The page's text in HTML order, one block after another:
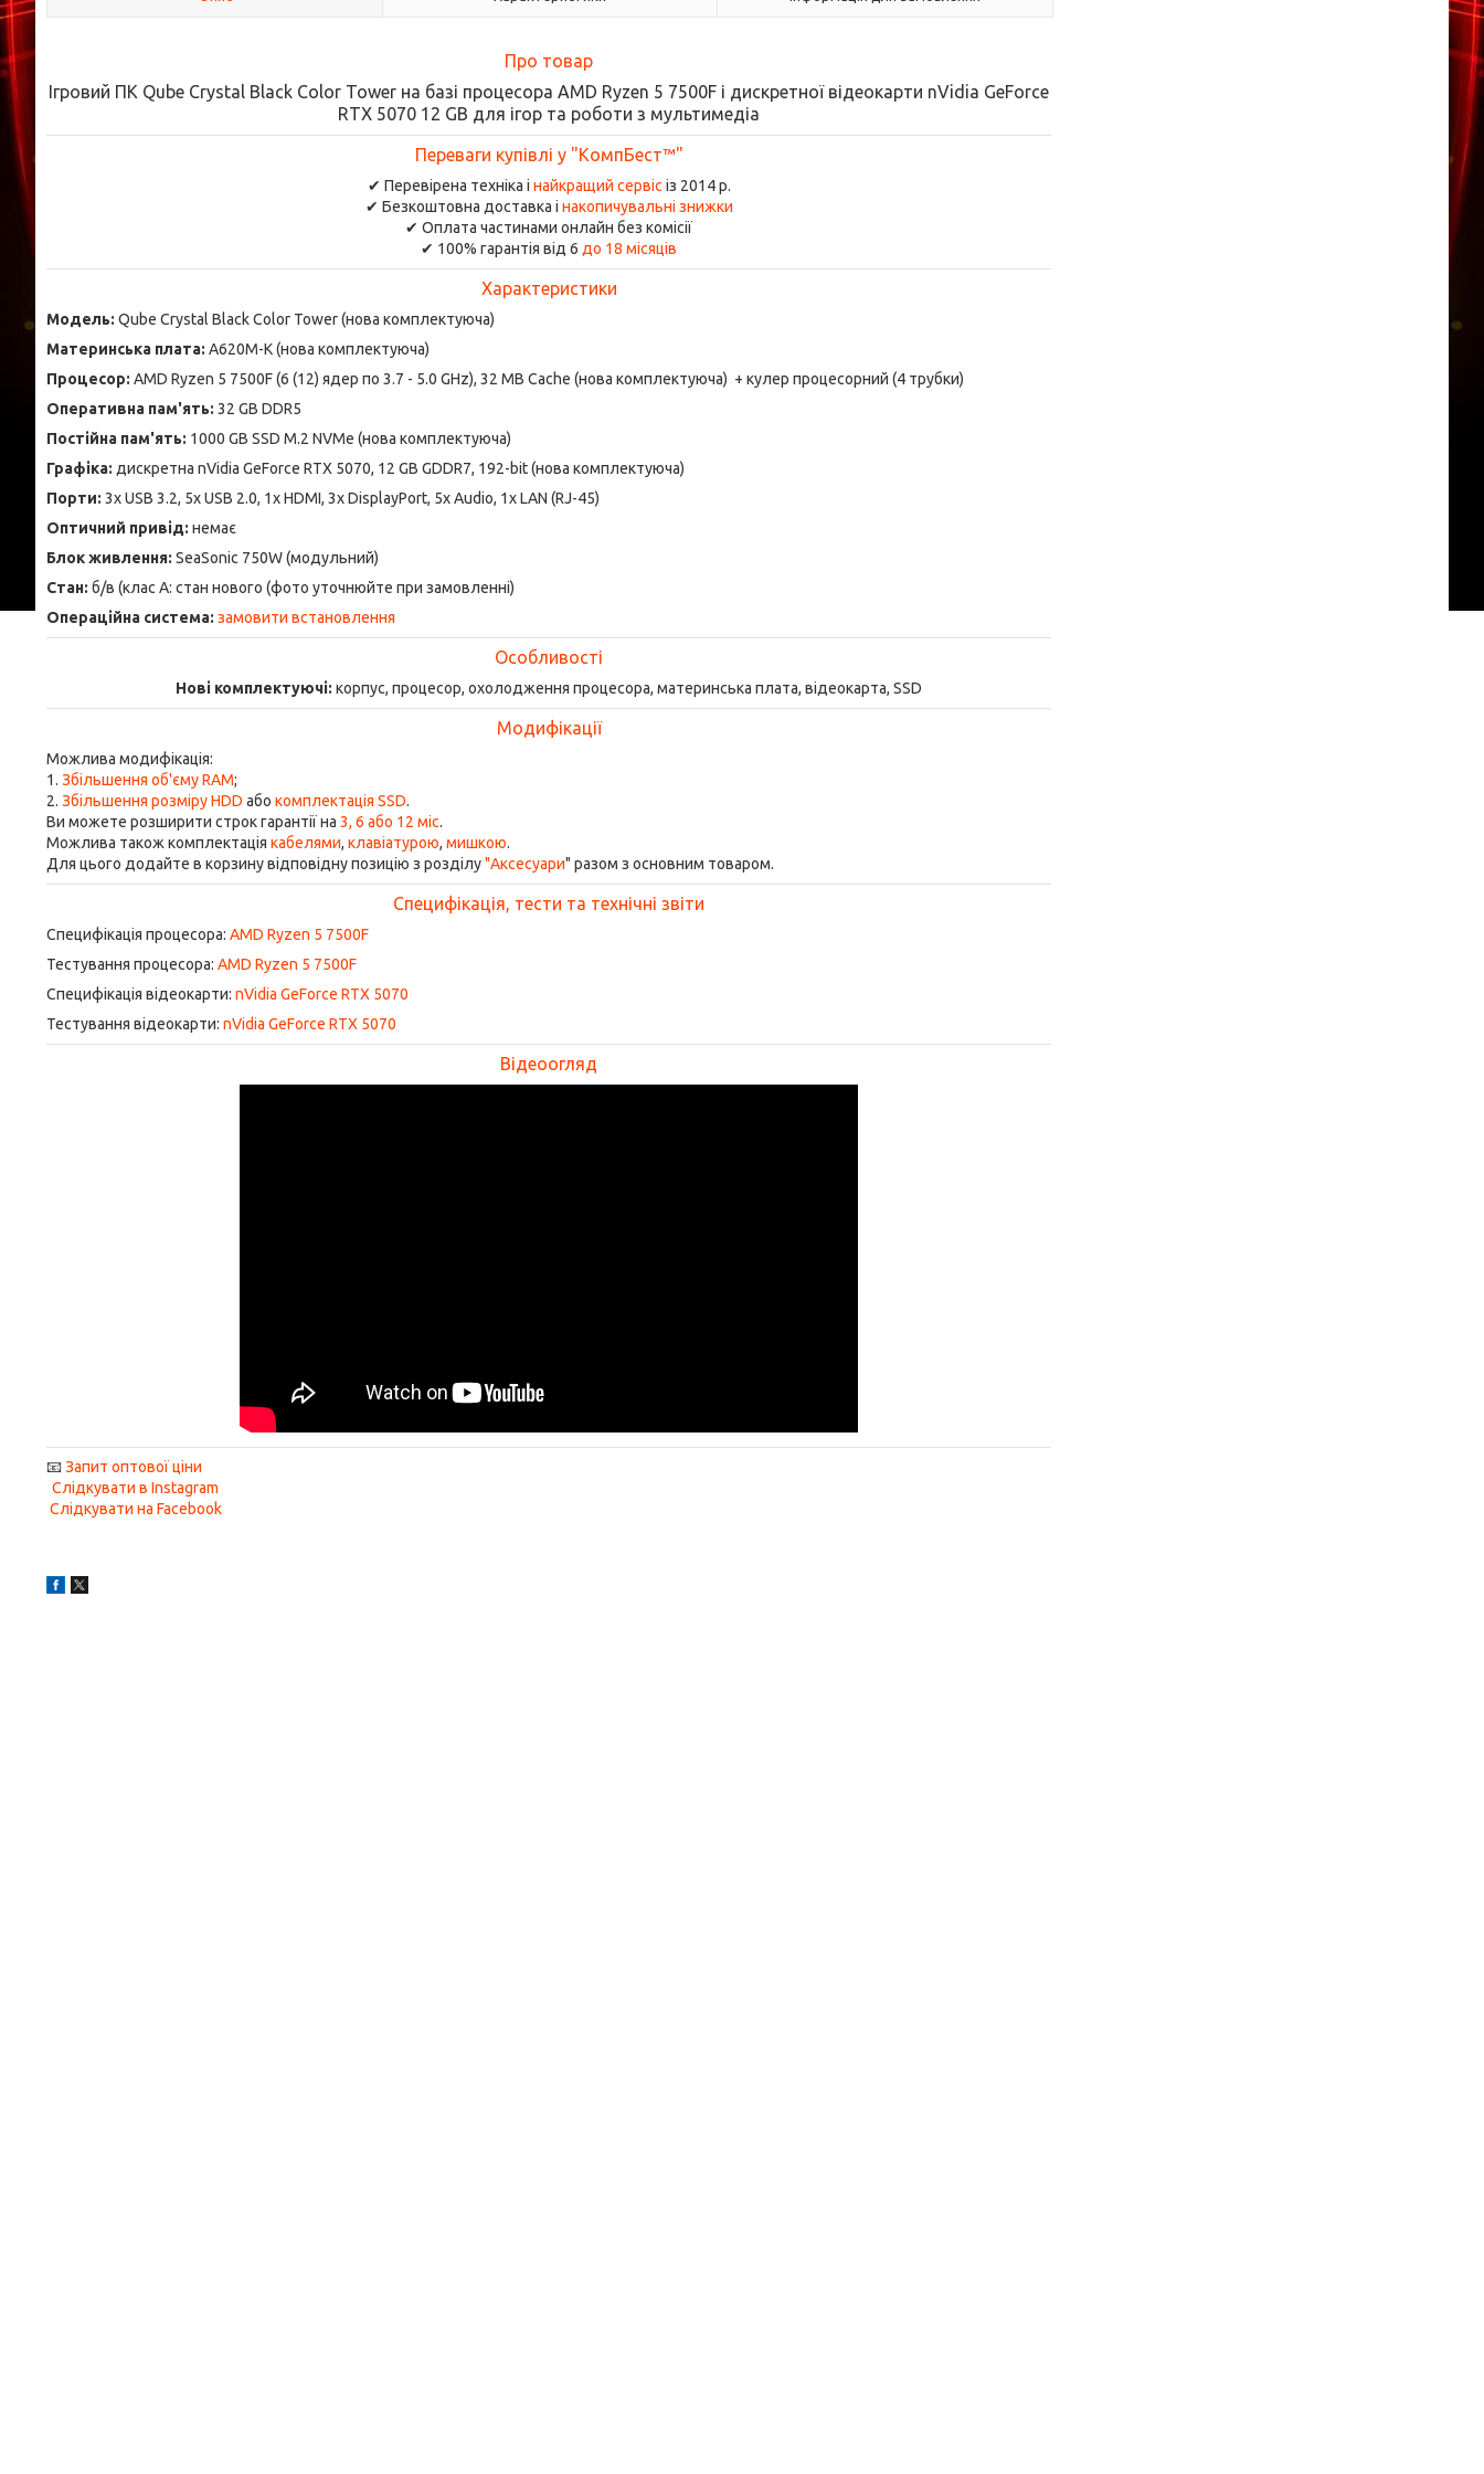
Про товар
Ігровий ПК Qube Crystal Black Color Tower на базі процесора AMD Ryzen 5 7500F і дискретної відеокарти nVidia GeForce
RTX 5070 12 GB для ігор та роботи з мультимедіа
Переваги купівлі у "КомпБест™"
✔ Перевірена техніка і найкращий сервіс із 2014 р.
✔ Безкоштовна доставка і накопичувальні знижки
✔ Оплата частинами онлайн без комісії
✔ 100% гарантія від 6 до 18 місяців
Характеристики
Модель: Qube Crystal Black Color Tower (нова комплектуюча)
Материнська плата: A620M-K (нова комплектуюча)
Процесор: AMD Ryzen 5 7500F (6 (12) ядер по 3.7 - 5.0 GHz), 32 MB Cache (нова комплектуюча) + кулер процесорний (4 трубки)
Оперативна пам'ять: 32 GB DDR5
Постійна пам'ять: 1000 GB SSD M.2 NVMe (нова комплектуюча)
Графіка: дискретна nVidia GeForce RTX 5070, 12 GB GDDR7, 192-bit (нова комплектуюча)
Порти: 3x USB 3.2, 5x USB 2.0, 1x HDMI, 3x DisplayPort, 5x Audio, 1x LAN (RJ-45)
Оптичний привід: немає
Блок живлення: SeaSonic 750W (модульний)
Стан: б/в (клас А: стан нового (фото уточнюйте при замовленні)
Операційна система: замовити встановлення
Особливості
Нові комплектуючі: корпус, процесор, охолодження процесора, материнська плата, відеокарта, SSD
Модифікації
Можлива модифікація:
1. Збільшення об'єму RAM;
2. Збільшення розміру HDD або комплектація SSD.
Ви можете розширити строк гарантії на 3, 6 або 12 міс.
Можлива також комплектація кабелями, клавіатурою, мишкою.
Для цього додайте в корзину відповідну позицію з розділу"Аксесуари" разом з основним товаром.
Специфікація, тести та технічні звіти
Специфікація процесора: AMD Ryzen 5 7500F
Тестування процесора: AMD Ryzen 5 7500F
Специфікація відеокарти: nVidia GeForce RTX 5070
Тестування відеокарти: nVidia GeForce RTX 5070
Відеоогляд
📧Запит оптової ціни
Слідкувати в Instagram
Слідкувати на Facebook